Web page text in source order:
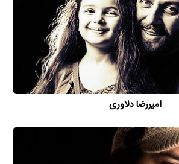
امیررضا دلاوری